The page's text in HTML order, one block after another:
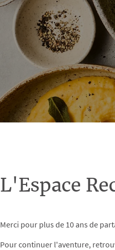
L'Espace
Merci pour plus de 10 ans de
Pour continuer l'aventure,